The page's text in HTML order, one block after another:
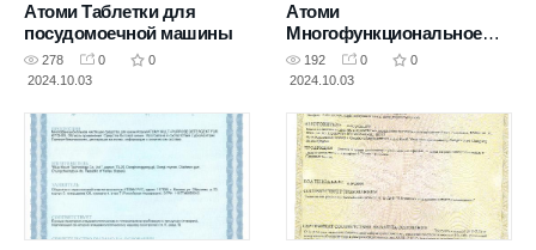
Атоми Таблетки для
посудомоечной машины
278 0
0
2024.10.03
Атоми
Многофункциональное
чистящее средство для
ванной комнаты
192 0
0
2024.10.03